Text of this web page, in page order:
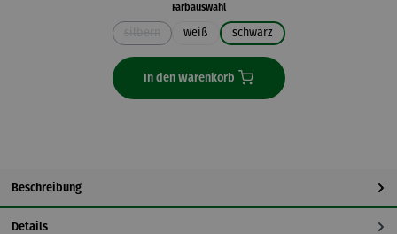
Farbauswahlauswählen
(Diese Option ist zurzeit nicht verfügbar.)
weiß schwarz
In den Warenkorb
Beschreibung
Details